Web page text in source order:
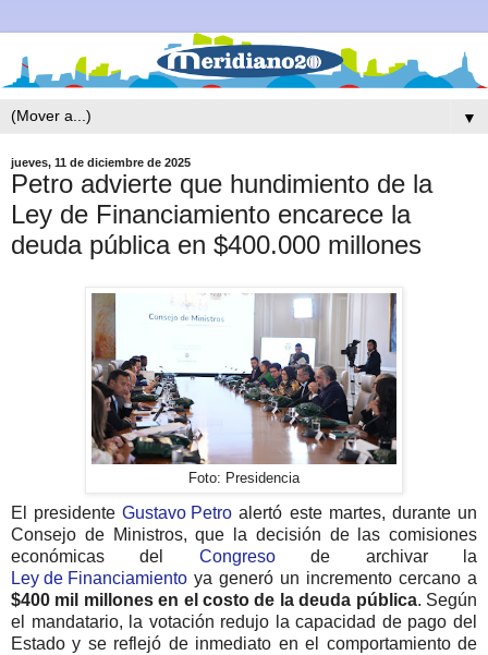
▼
jueves, 11 de diciembre de 2025
Petro advierte que hundimiento de la
Ley de Financiamiento encarece la
deuda pública en $400.000 millones
Foto: Presidencia
El presidenteGustavo Petro alertó este martes, durante un
Consejo de Ministros, que la decisión de las comisiones
económicas del Congresode archivar la
Ley de Financiamiento ya generó un incremento cercano a
$400 mil millones en el costo de la deuda pública. Según
el mandatario, la votación redujo la capacidad de pago del
Estado y se reflejó de inmediato en el comportamiento de